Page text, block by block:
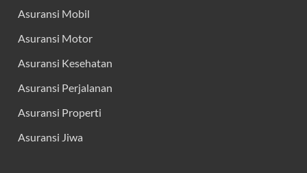
Asuransi Mobil
Asuransi Motor
Asuransi Kesehatan
Asuransi Perjalanan
Asuransi Properti
Asuransi Jiwa